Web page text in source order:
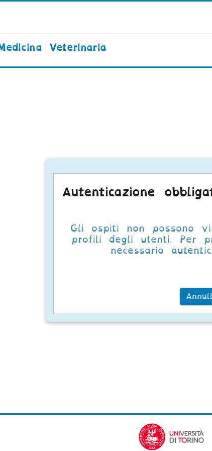
Veterinaria
Autenticazione
Gli ospiti non possono
profili degli utenti. Per
necessario